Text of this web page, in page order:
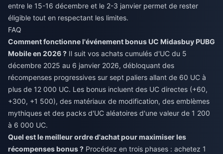
entre le 15-16 décembre et le 2-3 janvier permet de rester
éligible tout en respectant les limites.
FAQ
Comment fonctionne l'événement bonus UC Midasbuy PUBG
Mobile en 2026 ? Il suit vos achats cumulés d'UC du 5
décembre 2025 au 6 janvier 2026, débloquant des
récompenses progressives sur sept paliers allant de 60 UC à
plus de 12 000 UC. Les bonus incluent des UC directes (+60,
+300, +1 500), des matériaux de modification, des emblèmes
mythiques et des packs d'UC aléatoires d'une valeur de 1 200
à 6 000 UC.
Quel est le meilleur ordre d'achat pour maximiser les
récompenses bonus ? Procédez en trois phases : achetez 1